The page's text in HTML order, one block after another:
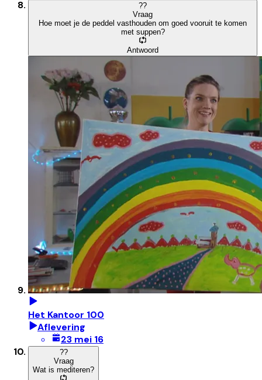
??
Vraag
Hoe moet je de peddel vasthouden om goed vooruit te komen
met suppen?
Antwoord
Het Kantoor 100
Aflevering
23 mei 16
??
Vraag
Wat is mediteren?